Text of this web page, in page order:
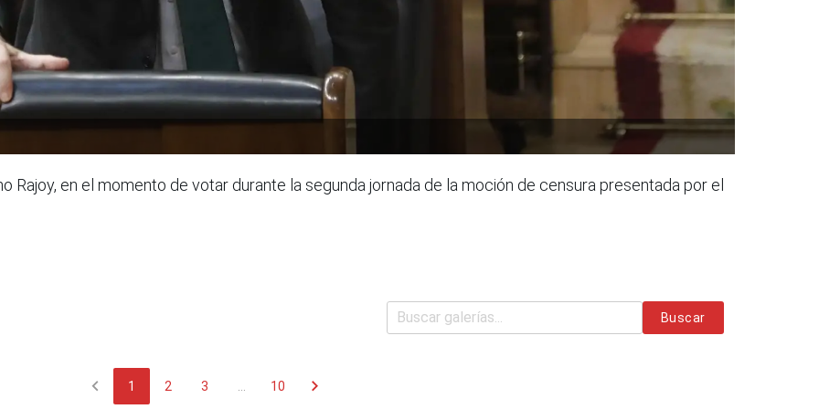
Rajoy, en el momento de votar durante la segunda jornada de la moción de censura presentada por el
Buscar
chevron_left 1 2 3 10 chevron_right